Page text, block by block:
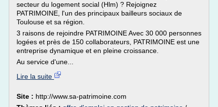
secteur du logement social (Hlm) ? Rejoignez
PATRIMOINE, l'un des principaux bailleurs sociaux de
Toulouse et sa région.
3 raisons de rejoindre PATRIMOINE Avec 30 000 personnes
logées et près de 150 collaborateurs, PATRIMOINE est une
entreprise dynamique et en pleine croissance.
Au service d'une...
Lire la suite
Site : http://www.sa-patrimoine.com